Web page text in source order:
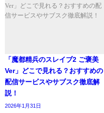
「魔都精兵のスレイブ2 ご褒美
Ver」どこで見れる？おすすめの
配信サービスやサブスク徹底解
説！
2026年1月31日